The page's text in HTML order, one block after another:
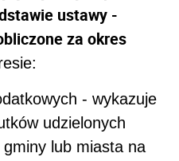
ustawy -
za okres
- wykazuje
udzielonych
lub miasta na